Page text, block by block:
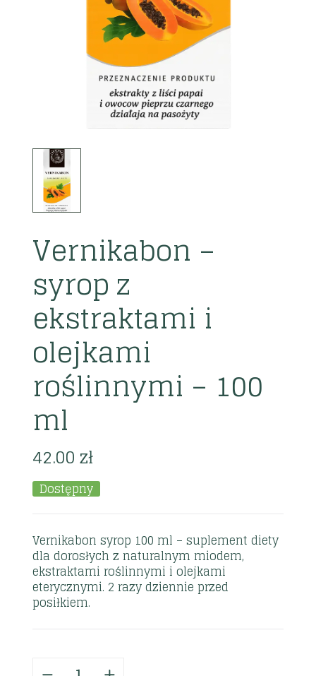
Vernikabon –
syrop z
ekstraktami i
olejkami
roślinnymi – 100
ml
42.00zł
Dostępny
Vernikabon syrop 100 ml – suplement diety
dla dorosłych z naturalnym miodem,
ekstraktami roślinnymi i olejkami
eterycznymi. 2 razy dziennie przed
posiłkiem.